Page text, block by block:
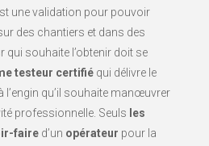
une validation pour pouvoir
des chantiers et dans des
qui souhaite l’obtenir doit se
testeur certifiéqui délivre le
qu’il souhaite manœuvrer
professionnelle. Seuls les
faire d’un opérateur pour la